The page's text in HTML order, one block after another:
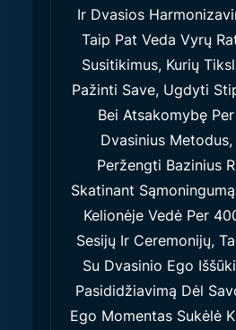
Ir Dvasios
Taip Pat Veda Vyrų
Susitikimus, Kurių
Pažinti Save, Ugdyti
Bei Atsakomybę
Dvasinius
Peržengti Bazinius
Skatinant
Kelionėje Vedė Per
Sesijų Ir Ceremonijų,
Su Dvasinio Ego
Pasididžiavimą Dėl
Ego Momentas Sukėlė